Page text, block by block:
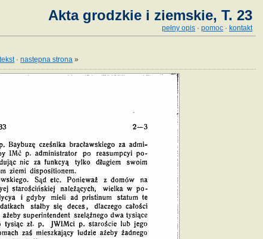
Akta grodzkie i ziemskie, T. 23
pełny opis · pomoc · kontakt
·następna strona »